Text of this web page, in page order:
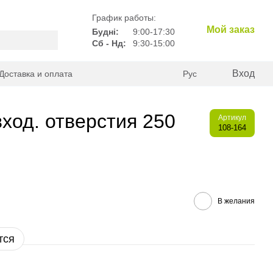
График работы:
Будні:
9:00-17:30
Сб - Нд:
9:30-15:00
Мой заказ
Доставка и оплата Рус Вход
отверстия 250
Артикул
108-164
В желания